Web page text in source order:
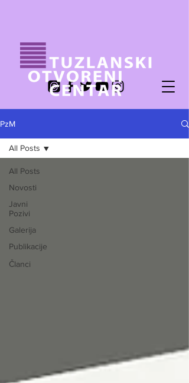
PzM
All Posts
Novosti
Javni
Pozivi
Galerija
Publikacije
Članci
All Posts